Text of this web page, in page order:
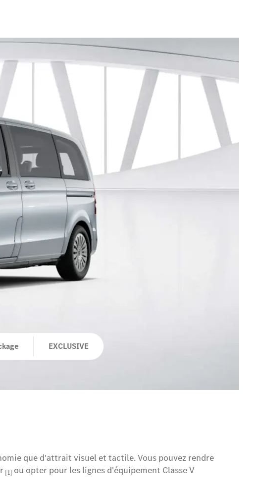
EXCLUSIVE
que d'attrait visuel et tactile. Vous pouvez rendre
[1] ou opter pour les lignes d'équipement Classe V